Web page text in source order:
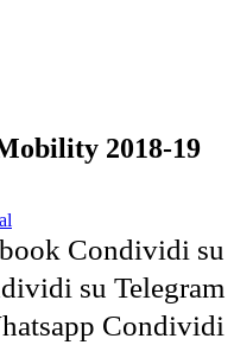
2018-19
Condividi su
su Telegram
Condividi